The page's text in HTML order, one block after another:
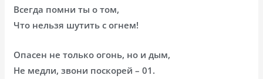
Всегда помни ты о том,
Что нельзя шутить с огнем!
Опасен не только огонь, но и дым,
Не медли, звони поскорей – 01.